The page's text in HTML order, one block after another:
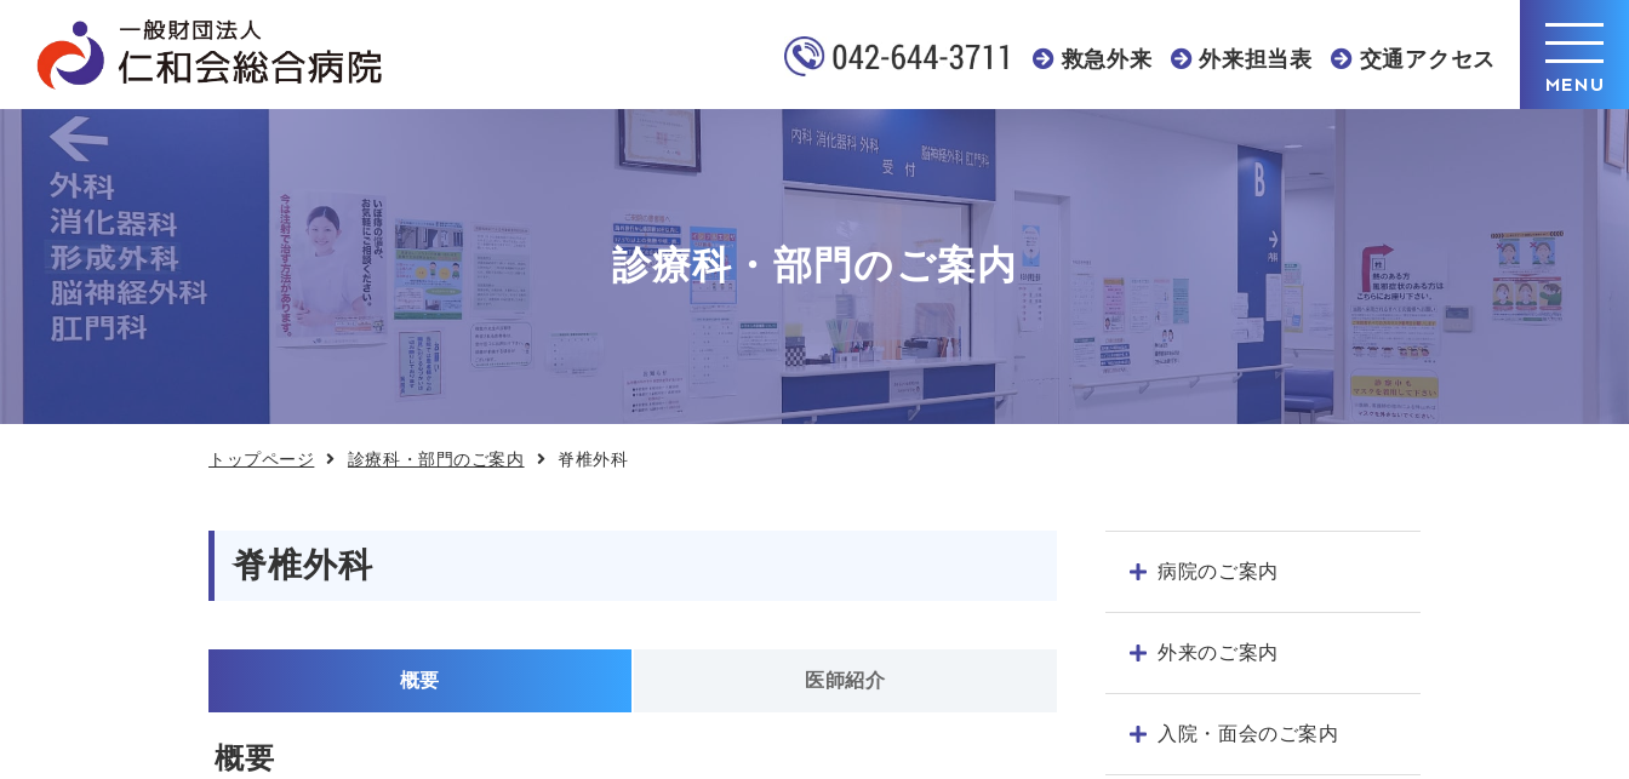
の
救急外来 外来担当表 交通アクセス
MENU
診療科・部門のご案内
トップページ 診療科・部門のご案内 脊椎外科
脊椎外科
概要 医師紹介
概要
病院のご案内
外来のご案内
入院・面会のご案内